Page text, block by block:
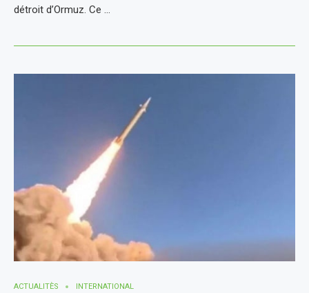
détroit d’Ormuz. Ce …
ACTUALITÈS INTERNATIONAL